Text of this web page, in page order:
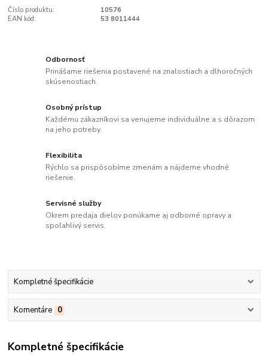
Číslo produktu:
10576
EAN kód:
53 8011444
Odbornosť
Prinášame riešenia postavené na znalostiach a dlhoročných
skúsenostiach.
Osobný prístup
Každému zákazníkovi sa venujeme individuálne a s dôrazom
na jeho potreby.
Flexibilita
Rýchlo sa prispôsobíme zmenám a nájdeme vhodné
riešenie.
Servisné služby
Okrem predaja dielov ponúkame aj odborné opravy a
spoľahlivý servis.
Kompletné špecifikácie
Komentáre 0
Kompletné špecifikácie